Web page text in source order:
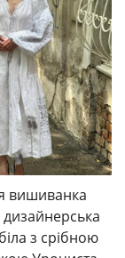
вишиванка
з срібною